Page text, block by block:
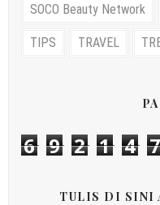
SOCO Beauty Network
TIPS TRAVEL
6 9 2 1 4 7
TULIS DI SINI